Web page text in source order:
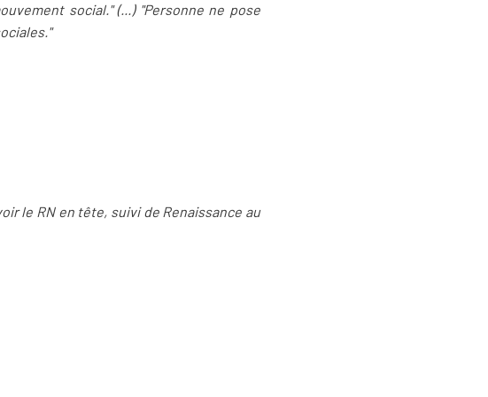
social." (...) "Personne ne pose
le RN en tête, suivi de Renaissance au